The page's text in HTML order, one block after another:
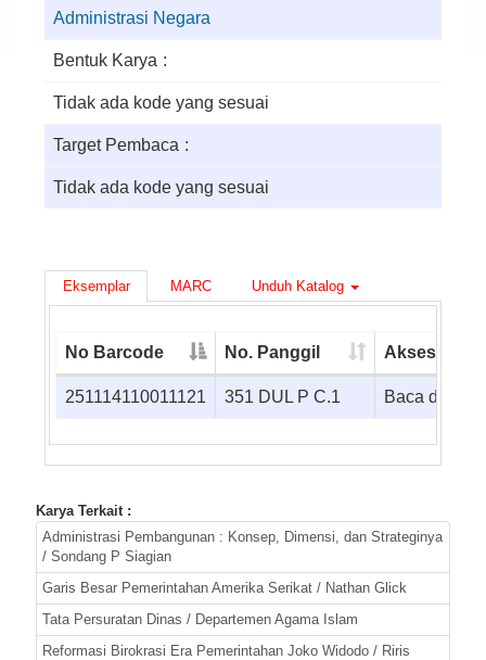
Administrasi Negara
Bentuk Karya
Tidak ada kode yang sesuai
Target Pembaca
Tidak ada kode yang sesuai
Eksemplar MARC Unduh Katalog
No Barcode No. Panggil Akses
251114110011121 351 DUL P C.1 Baca di
Karya Terkait :
Administrasi Pembangunan : Konsep, Dimensi, dan Strateginya
/ Sondang P Siagian
Garis Besar Pemerintahan Amerika Serikat / Nathan Glick
Tata Persuratan Dinas / Departemen Agama Islam
Reformasi Birokrasi Era Pemerintahan Joko Widodo / Riris